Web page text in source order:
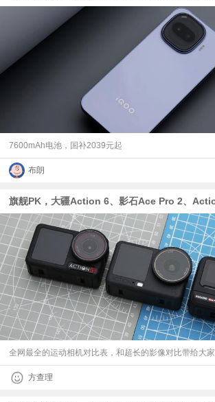
7600mAh电池，国补2039元起
布朗
全网最全的运动相机对比表，和超长的影像对比带给大家
方查理